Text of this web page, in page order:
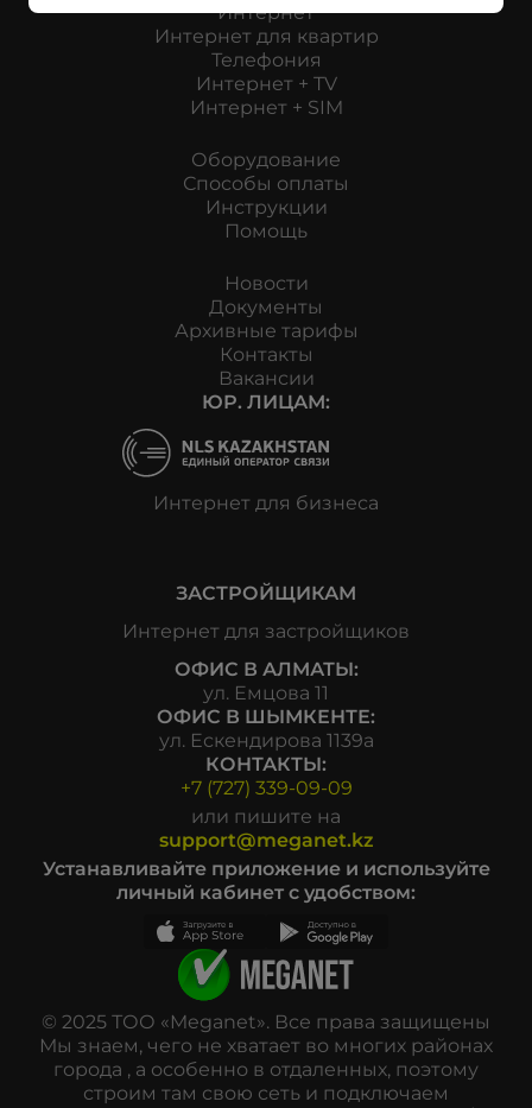
Интернет
Интернет для квартир
Телефония
Интернет + TV
Интернет + SIM
Оборудование
Способы оплаты
Инструкции
Помощь
Новости
Документы
Архивные тарифы
Контакты
Вакансии
ЮР. ЛИЦАМ:
Интернет для бизнеса
ЗАСТРОЙЩИКАМ
Интернет для застройщиков
ОФИС В АЛМАТЫ:
ул. Емцова 11
ОФИС В ШЫМКЕНТЕ:
ул. Ескендирова 1139а
КОНТАКТЫ:
+7 (727) 339-09-09
или пишите на
support@meganet.kz
Устанавливайте приложение и используйте
личный кабинет с удобством:
© 2025 ТОО «Meganet». Все права защищены
Мы знаем, чего не хватает во многих районах
города , а особенно в отдаленных, поэтому
строим там свою сеть и подключаем